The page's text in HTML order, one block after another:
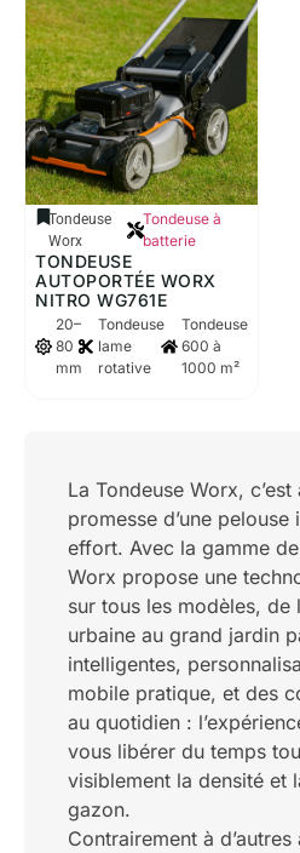
Tondeuse
Worx
Tondeuse à
batterie
TONDEUSE
AUTOPORTÉE WORX
NITRO WG761E
20–
80
mm
Tondeuse
lame
rotative
Tondeuse
600 à
1000 m²
La Tondeuse Worx,
promesse d’une
effort. Avec la gamme
Worx propose une
sur tous les modèles, de
urbaine au grand jardin
intelligentes,
mobile pratique, et des
au quotidien :
vous libérer du temps
visiblement la densité et
gazon.
Contrairement à